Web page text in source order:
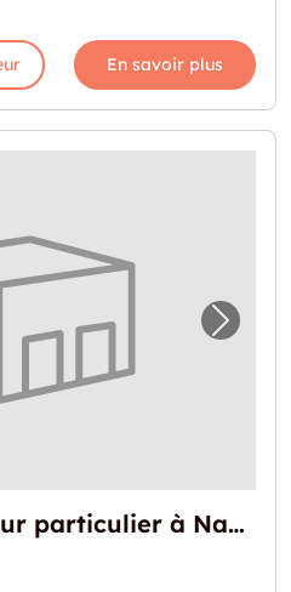
En savoir plus
pour "Garde-meuble
Garde-meuble pour particulier à Nantes